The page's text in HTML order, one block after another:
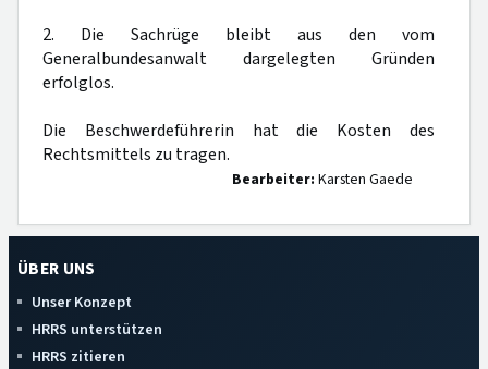
2. Die Sachrüge bleibt aus den vom
Generalbundesanwalt dargelegten Gründen
erfolglos.
Die Beschwerdeführerin hat die Kosten des
Rechtsmittels zu tragen.
Bearbeiter: Karsten Gaede
ÜBER UNS
Unser Konzept
HRRS unterstützen
HRRS zitieren